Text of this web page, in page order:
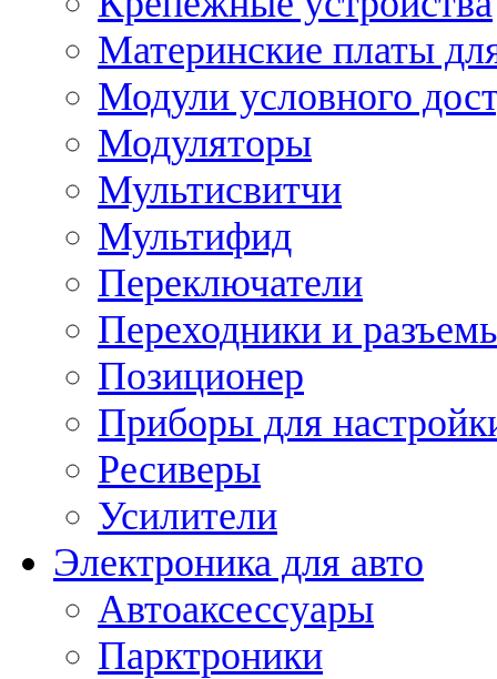
Материнские платы
Модули условного
Модуляторы
Мультисвитчи
Мультифид
Переключатели
Переходники и
Позиционер
Приборы для
Ресиверы
Усилители
Электроника для авто
Автоаксессуары
Парктроники